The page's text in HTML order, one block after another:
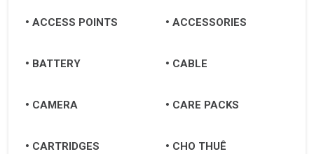
ACCESS POINTS ACCESSORIES
BATTERY CABLE
CAMERA CARE PACKS
CARTRIDGES CHO THUÊ